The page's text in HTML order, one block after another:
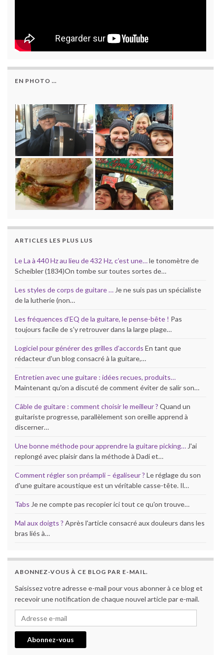
EN PHOTO …
ARTICLES LES PLUS LUS
Le La à 440 Hz au lieu de 432 Hz, c’est une…le tonomètre de
Scheibler (1834)On tombe sur toutes sortes de…
Les styles de corps de guitare … Je ne suis pas un spécialiste
de la lutherie (non…
Les fréquences d’EQ de la guitare, le pense-bête ! Pas
toujours facile de s'y retrouver dans la large plage…
Logiciel pour générer des grilles d’accords En tant que
rédacteur d'un blog consacré à la guitare,…
Entretien avec une guitare : idées recues, produits…
Maintenant qu'on a discuté de comment éviter de salir son…
Câble de guitare : comment choisir le meilleur ? Quand un
guitariste progresse, parallèlement son oreille apprend à
discerner…
Une bonne méthode pour apprendre la guitare picking… J'ai
replongé avec plaisir dans la méthode à Dadi et…
Comment régler son préampli – égaliseur ? Le réglage du son
d'une guitare acoustique est un véritable casse-tête. Il…
Tabs Je ne compte pas recopier ici tout ce qu'on trouve…
Mal aux doigts ? Après l'article consacré aux douleurs dans les
bras liés à…
ABONNEZ-VOUS À CE BLOG PAR E-MAIL.
Saisissez votre adresse e-mail pour vous abonner à ce blog et
recevoir une notification de chaque nouvel article par e-mail.
Adresse e-mail
Abonnez-vous